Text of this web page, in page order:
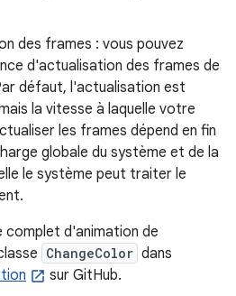
des frames : vous pouvez
d'actualisation des frames de
défaut, l'actualisation est
la vitesse à laquelle votre
les frames dépend en fin
globale du système et de la
le système peut traiter le
complet d'animation de
ChangeColor dans
sur GitHub.